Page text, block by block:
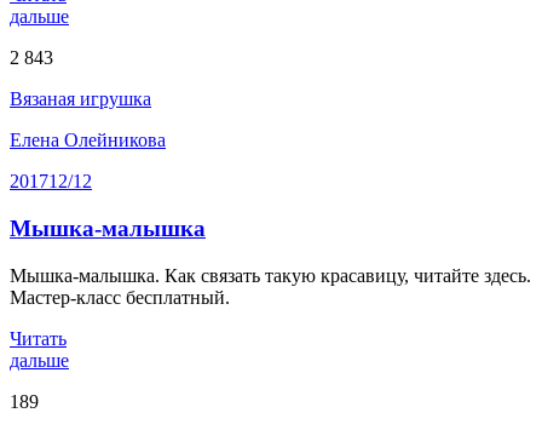
дальше
2 843
Вязаная игрушка
Елена Олейникова
201712/12
Мышка-малышка
Мышка-малышка. Как связать такую красавицу, читайте здесь.
Мастер-класс бесплатный.
Читать
дальше
189